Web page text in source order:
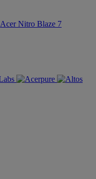
Acer Nitro Blaze 7